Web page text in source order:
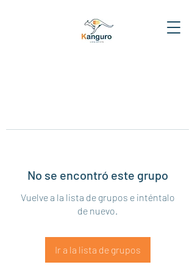
No se encontró este grupo
Vuelve a la lista de grupos e inténtalo
de nuevo.
Ir a la lista de grupos